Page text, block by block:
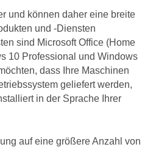
und können daher eine breite
und -Diensten
sind Microsoft Office (Home
10 Professional und Windows
dass Ihre Maschinen
geliefert werden,
in der Sprache Ihrer
auf eine größere Anzahl von